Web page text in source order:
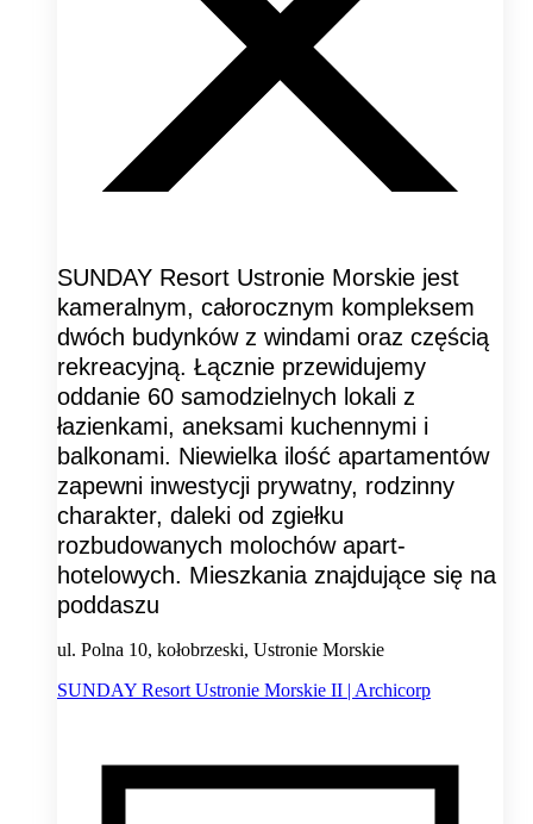
SUNDAY Resort Ustronie Morskie jest
kameralnym, całorocznym kompleksem
dwóch budynków z windami oraz częścią
rekreacyjną. Łącznie przewidujemy
oddanie 60 samodzielnych lokali z
łazienkami, aneksami kuchennymi i
balkonami. Niewielka ilość apartamentów
zapewni inwestycji prywatny, rodzinny
charakter, daleki od zgiełku
rozbudowanych molochów apart-
hotelowych. Mieszkania znajdujące się na
poddaszu
ul. Polna 10, kołobrzeski, Ustronie Morskie
SUNDAY Resort Ustronie Morskie II | Archicorp